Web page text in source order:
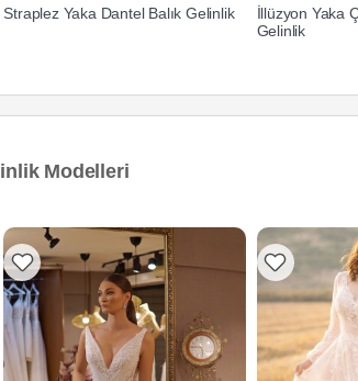
Straplez Yaka Dantel Balık Gelinlik
İllüzyon Yaka
Gelinlik
Modelleri